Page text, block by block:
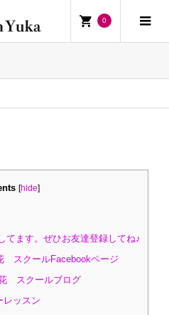
0
[hide]
ます。ぜひお友達登録してね♪
スクールFacebookページ
スクールブログ
レッスン